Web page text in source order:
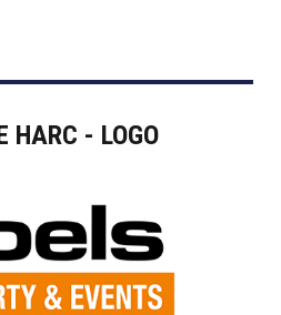
HARC - LOGO